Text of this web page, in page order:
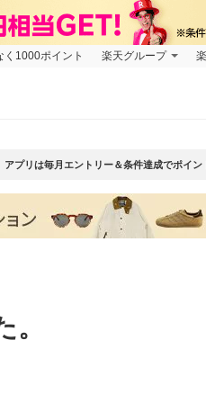
く1000ポイント 楽天グループ
アプリは毎月エントリー＆条件達成でポイン